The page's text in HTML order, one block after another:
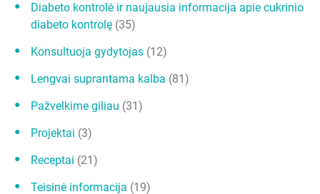
a
ų
Diabeto kontrolė ir naujausia informacija apie cukrinio
diabeto kontrolę (35)
Konsultuoja gydytojas (12)
Lengvai suprantama kalba (81)
Pažvelkime giliau (31)
Projektai (3)
Receptai (21)
Teisinė informacija (19)